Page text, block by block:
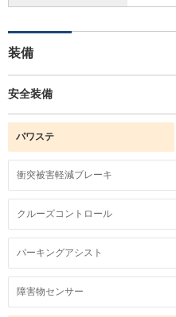
装備
安全装備
パワステ
衝突被害軽減ブレーキ
クルーズコントロール
パーキングアシスト
障害物センサー